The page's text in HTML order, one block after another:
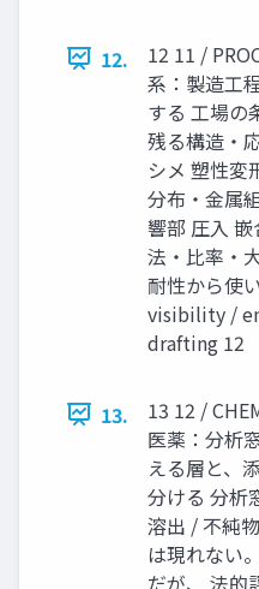
12.
12 11 /
系：製造工
する 工場の
残る構造・
シメ 塑性変
分布・金属
響部 圧入
法・比率・
耐性から使
visibility /
drafting 12
13.
13 12 /
医薬：分析
える層と、
分ける 分析
溶出 / 不純
は現れない
だが、 法的